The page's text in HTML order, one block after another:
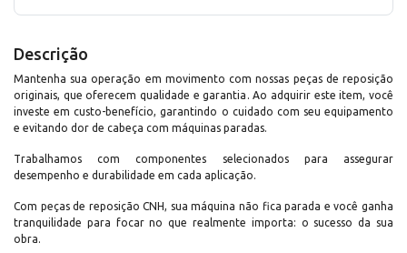
Descrição
Mantenha sua operação em movimento com nossas peças de reposição
originais, que oferecem qualidade e garantia. Ao adquirir este item, você
investe em custo-benefício, garantindo o cuidado com seu equipamento
e evitando dor de cabeça com máquinas paradas.
Trabalhamos com componentes selecionados para assegurar
desempenho e durabilidade em cada aplicação.
Com peças de reposição CNH, sua máquina não fica parada e você ganha
tranquilidade para focar no que realmente importa: o sucesso da sua
obra.